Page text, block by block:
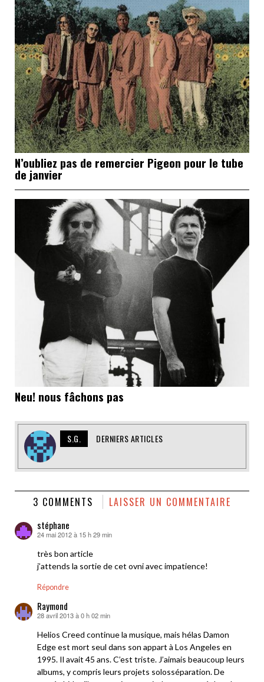
N’oubliez pas de remercier Pigeon pour le tube
de janvier
Neu! nous fâchons pas
S.G. DERNIERS ARTICLES
3 COMMENTS LAISSER UN COMMENTAIRE
stéphane
dit :
24 mai 2012 à 15 h 29 min
très bon article
j’attends la sortie de cet ovni avec impatience!
Répondre
Raymond
dit :
28 avril 2013 à 0 h 02 min
Helios Creed continue la musique, mais hélas Damon
Edge est mort seul dans son appart à Los Angeles en
1995. Il avait 45 ans. C’est triste. J’aimais beaucoup leurs
albums, y compris leurs projets solosséparation. De